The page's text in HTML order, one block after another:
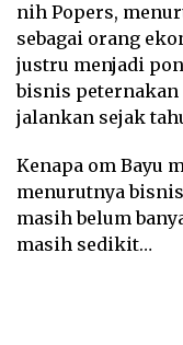
nih Popers,
sebagai orang
justru menjadi
bisnis peternakan
jalankan sejak
Kenapa om Bayu
menurutnya
masih belum
masih sedikit…